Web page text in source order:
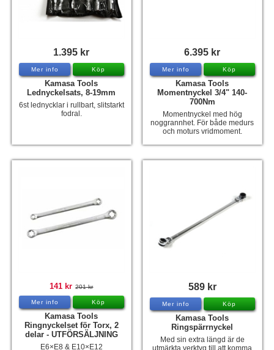
1.395 kr
Mer info Köp
Kamasa Tools
Lednyckelsats, 8-19mm
6st lednycklar i rullbart, slitstarkt
fodral.
6.395 kr
Mer info Köp
Kamasa Tools
Momentnyckel 3/4" 140-
700Nm
Momentnyckel med hög
noggrannhet. För både medurs
och moturs vridmoment.
141 kr 201 kr
Mer info Köp
Kamasa Tools
Ringnyckelset för Torx, 2
delar - UTFÖRSÄLJNING
E6×E8 & E10×E12
589 kr
Mer info Köp
Kamasa Tools
Ringspärrnyckel
Med sin extra längd är de
utmärkta verktyg till att komma